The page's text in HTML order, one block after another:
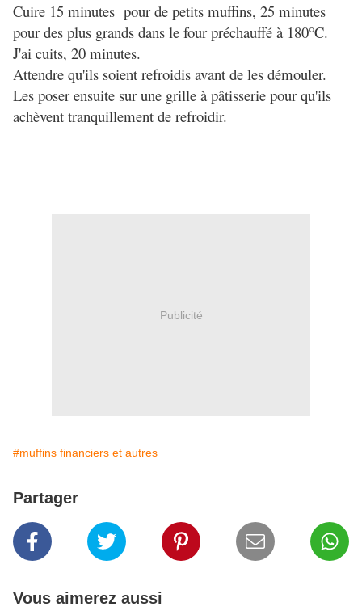
Cuire 15 minutes pour de petits muffins, 25 minutes
pour des plus grands dans le four préchauffé à 180°C.
J'ai cuits, 20 minutes.
Attendre qu'ils soient refroidis avant de les démouler.
Les poser ensuite sur une grille à pâtisserie pour qu'ils
achèvent tranquillement de refroidir.
Publicité
#muffins financiers et autres
Partager
Vous aimerez aussi